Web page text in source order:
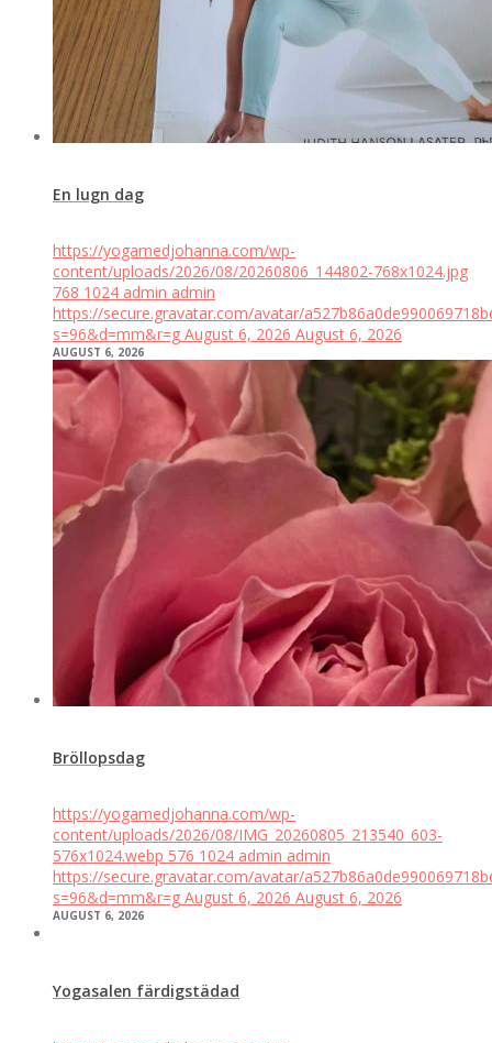
En lugn dag
https://yogamedjohanna.com/wp-
content/uploads/2026/08/20260806_144802-768x1024.jpg
768 1024 admin admin
https://secure.gravatar.com/avatar/
s=96&d=mm&r=g August 6, 2026 August 6, 2026
AUGUST 6, 2026
Bröllopsdag
https://yogamedjohanna.com/wp-
content/uploads/2026/08/IMG_20260805_213540_603-
576x1024.webp 576 1024 admin admin
https://secure.gravatar.com/avatar/
s=96&d=mm&r=g August 6, 2026 August 6, 2026
AUGUST 6, 2026
Yogasalen färdigstädad